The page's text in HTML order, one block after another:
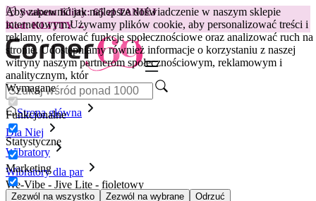
Aby zapewnić jak najlepsze doświadczenie w naszym sklepie
internetowym.Używamy plików cookie, aby personalizować treści i
reklamy, oferować funkcje społecznościowe oraz analizować ruch na
stronie. Udostępniamy również informacje o korzystaniu z naszej
witryny naszym partnerom społecznościowym, reklamowym i
analitycznym, któr
Wymagane
Funkcjonalne
Statystyczne
Marketing
Zezwól na wszystko Zezwól na wybrane Odrzuć
😽Svakom Klitty: 65 zł TANIEJ
Kod: KLITTY →
Strona główna
Dla Niej
Wibratory
Wibratory dla par
We-Vibe - Jive Lite - fioletowy